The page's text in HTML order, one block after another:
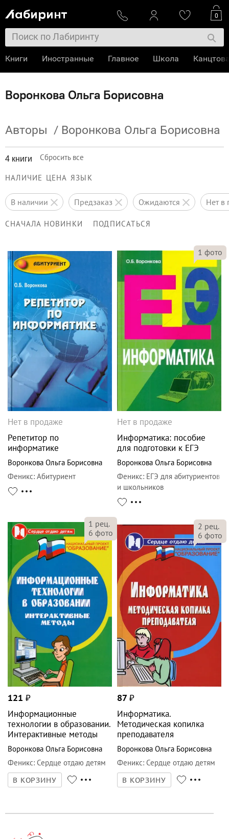
Воронкова Ольга Борисовна
Авторы / Воронкова Ольга Борисовна
4 книги Сбросить все
НАЛИЧИЕ ЦЕНА ЯЗЫК
в наличии предзаказ ожидаются нет
СНАЧАЛА НОВИНКИ ПОДПИСАТЬСЯ
Нет в продаже
Репетитор по
информатике
Воронкова Ольга Борисовна
Феникс: Абитуриент
1 фото
Нет в продаже
Информатика: пособие
для подготовки к ЕГЭ
Воронкова Ольга Борисовна
Феникс: ЕГЭ для абитуриентов
и школьников
1 рец.
6 фото
121 ₽
Информационные
технологии в образовании.
Интерактивные методы
Воронкова Ольга Борисовна
Феникс: Сердце отдаю детям
В КОРЗИНУ
2 рец.
6 фото
87₽
Информатика.
Методическая копилка
преподавателя
Воронкова Ольга Борисовна
Феникс: Сердце отдаю детям
В КОРЗИНУ
0
Книги Иностранные Главное Школа